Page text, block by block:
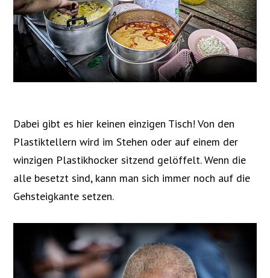
Dabei gibt es hier keinen einzigen Tisch! Von den
Plastiktellern wird im Stehen oder auf einem der
winzigen Plastikhocker sitzend gelöffelt. Wenn die
alle besetzt sind, kann man sich immer noch auf die
Gehsteigkante setzen.